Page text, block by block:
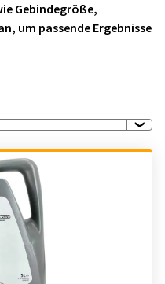
Gebindegröße,
um passende Ergebnisse